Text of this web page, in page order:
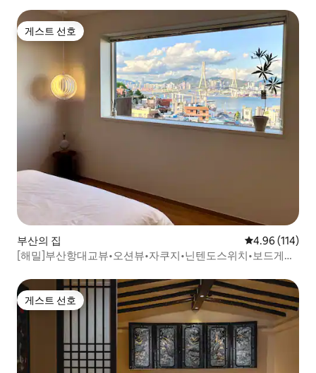
게스트 선호
게스트 선호
부산의 집 평점 4.96점(5
4.96 (114)
[해밀]부산항대교뷰•오션뷰•자쿠지•닌텐도스위치•보드게임•
게스트 선호
게스트 선호